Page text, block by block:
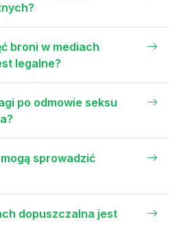
broni w mediach
legalne?
po odmowie seksu
sprowadzić
dopuszczalna jest